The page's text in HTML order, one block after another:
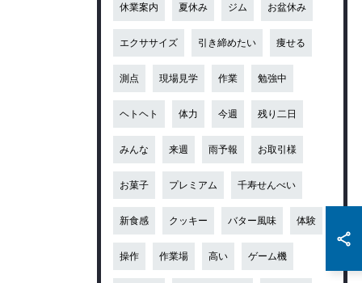
休業案内 夏休み ジム お盆休み
エクササイズ 引き締めたい 痩せる
測点 現場見学 作業 勉強中
ヘトヘト 体力 今週 残り二日
みんな 来週 雨予報 お取引様
お菓子 プレミアム 千寿せんべい
新食感 クッキー バター風味 体験
操作 作業場 高い ゲーム機